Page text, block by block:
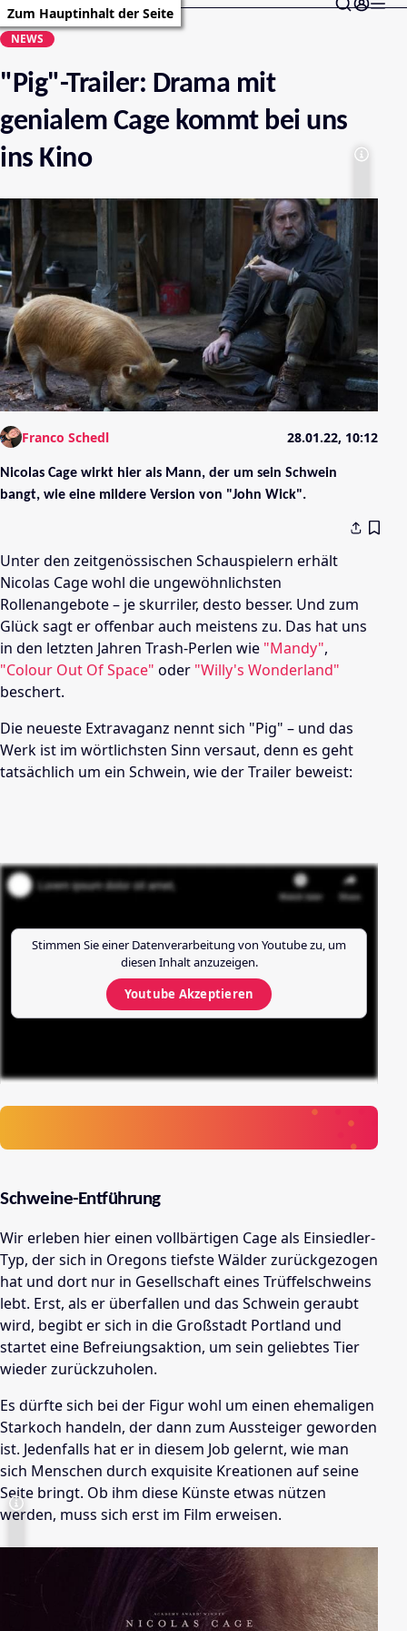
Zum Hauptinhalt der Seite
NEWS
"Pig"-Trailer: Drama mit
genialem Cage kommt bei uns
ins Kino
Franco Schedl 28.01.22, 10:12
Nicolas Cage wirkt hier als Mann, der um sein Schwein
bangt, wie eine mildere Version von "John Wick".
Unter den zeitgenössischen Schauspielern erhält
Nicolas Cage wohl die ungewöhnlichsten
Rollenangebote – je skurriler, desto besser. Und zum
Glück sagt er offenbar auch meistens zu. Das hat uns
in den letzten Jahren Trash-Perlen wie "Mandy",
"Colour Out Of Space" oder "Willy's Wonderland"
beschert.
Die neueste Extravaganz nennt sich "Pig" – und das
Werk ist im wörtlichsten Sinn versaut, denn es geht
tatsächlich um ein Schwein, wie der Trailer beweist:
Stimmen Sie einer Datenverarbeitung von Youtubezu, um
diesen Inhalt anzuzeigen.
Youtube Akzeptieren
Schweine-Entführung
Wir erleben hier einen vollbärtigen Cage als Einsiedler-
Typ, der sich in Oregons tiefste Wälder zurückgezogen
hat und dort nur in Gesellschaft eines Trüffelschweins
lebt. Erst, als er überfallen und das Schwein geraubt
wird, begibt er sich in die Großstadt Portland und
startet eine Befreiungsaktion, um sein geliebtes Tier
wieder zurückzuholen.
Es dürfte sich bei der Figur wohl um einen ehemaligen
Starkoch handeln, der dann zum Aussteiger geworden
ist. Jedenfalls hat er in diesem Job gelernt, wie man
sich Menschen durch exquisite Kreationen auf seine
Seite bringt. Ob ihm diese Künste etwas nützen
werden, muss sich erst im Film erweisen.